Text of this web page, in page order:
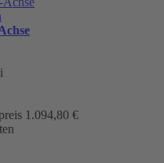
1.094,80 €